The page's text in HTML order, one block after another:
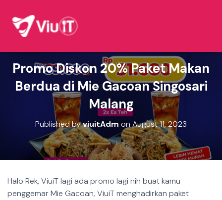
Promo Diskon 20% Paket Makan
Berdua di Mie Gacoan Singosari
Malang
Published byviuitAdm on August 11, 2023
Halo Rek, ViuiT lagi ada promo lagi nih buat kamu
penggemar Mie Gacoan, ViuiT menghadirkan paket